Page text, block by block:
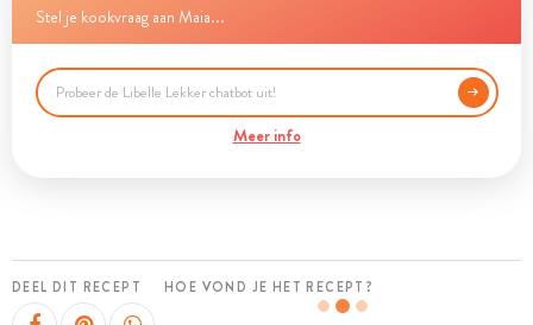
Stel je kookvraag aan Maia...
Meer info
DEEL DIT RECEPT HOE VOND JE HET RECEPT?